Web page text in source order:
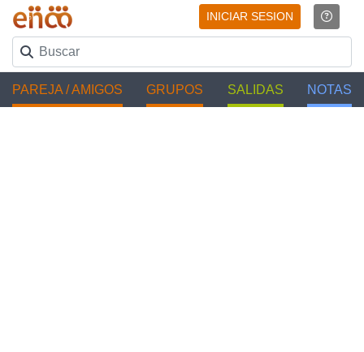
INICIAR SESION
PAREJA / AMIGOS GRUPOS SALIDAS NOTAS